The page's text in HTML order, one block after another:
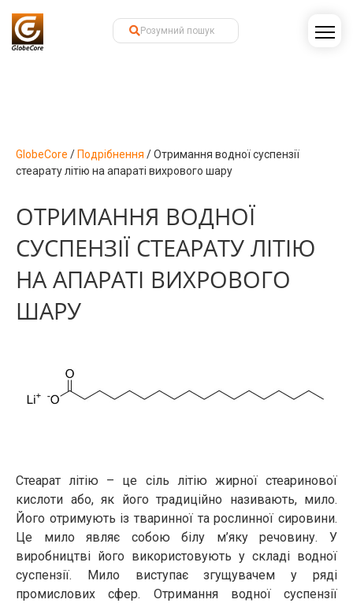
GlobeCore / Подрібнення /Отримання водної суспензії
стеарату літію на апараті вихрового шару
ОТРИМАННЯ ВОДНОЇ
СУСПЕНЗІЇ СТЕАРАТУ ЛІТІЮ
НА АПАРАТІ ВИХРОВОГО
ШАРУ
Стеарат літію – це сіль літію жирної стеаринової
кислоти або, як його традиційно називають, мило.
Його отримують із тваринної та рослинної сировини.
Це мило являє собою білу м’яку речовину. У
виробництві його використовують у складі водної
суспензії. Мило виступає згущувачем у ряді
промислових сфер. Отримання водної суспензії